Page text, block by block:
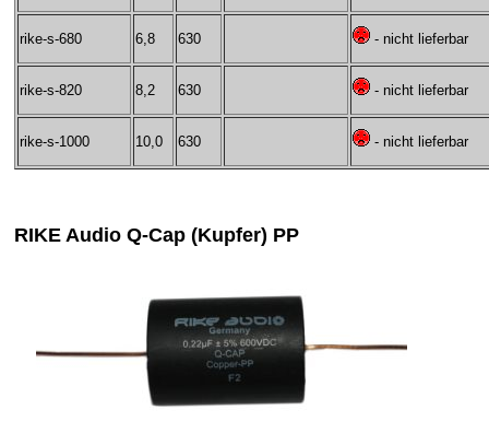
rike-s-680 6,8 630 - nicht lieferbar
rike-s-820 8,2 630 - nicht lieferbar
rike-s-1000 10,0 630 - nicht lieferbar
RIKE Audio Q-Cap (Kupfer) PP